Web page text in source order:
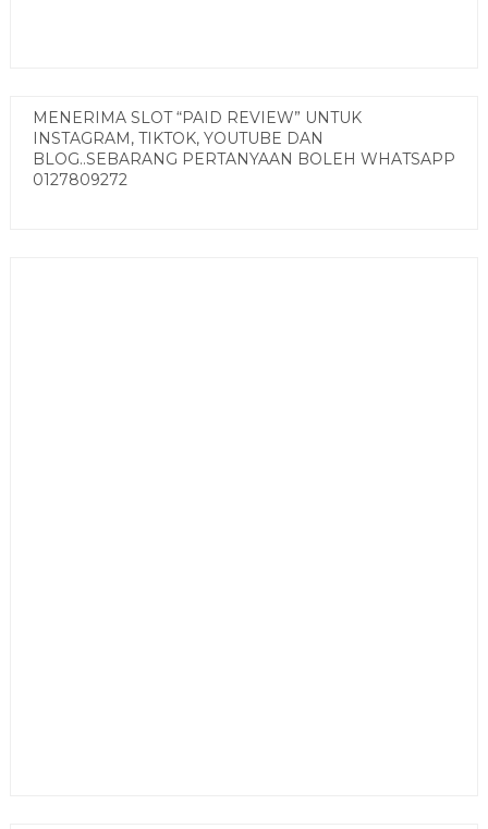
MENERIMA SLOT “PAID REVIEW” UNTUK
INSTAGRAM, TIKTOK, YOUTUBE DAN
BLOG..SEBARANG PERTANYAAN BOLEH WHATSAPP
0127809272